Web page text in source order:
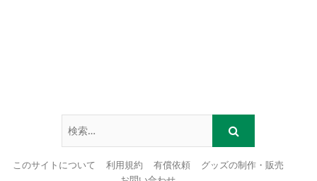
このサイトについて 利用規約 有償依頼
グッズの制作・販売